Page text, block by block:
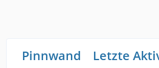
Pinnwand Letzte